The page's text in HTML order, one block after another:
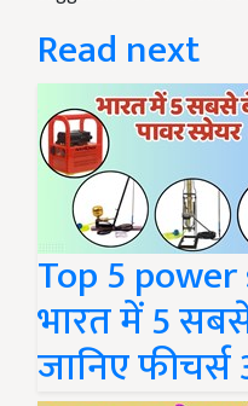
Read next
Top 5
भारत में 5
जानिए